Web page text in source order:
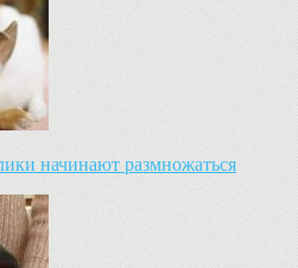
начинают размножаться